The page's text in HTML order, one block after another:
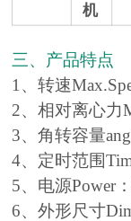
机
三、产品特点
1、转速
2、相对离心力
3、角转容量
4、定时范围
5、电源Power
6、外形尺寸